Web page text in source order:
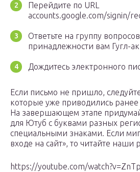
Перейдите по URL
accounts.google.com/signin/
Ответьте на группу
принадлежности вам Гугл-
Дождитесь электронного
Если письмо не пришло,
которые уже приводились ранее
На завершающем этапе
для Ютуб с буквами разных
специальными знаками. Если
входе на сайт», то читайте наши
https://youtube.com/